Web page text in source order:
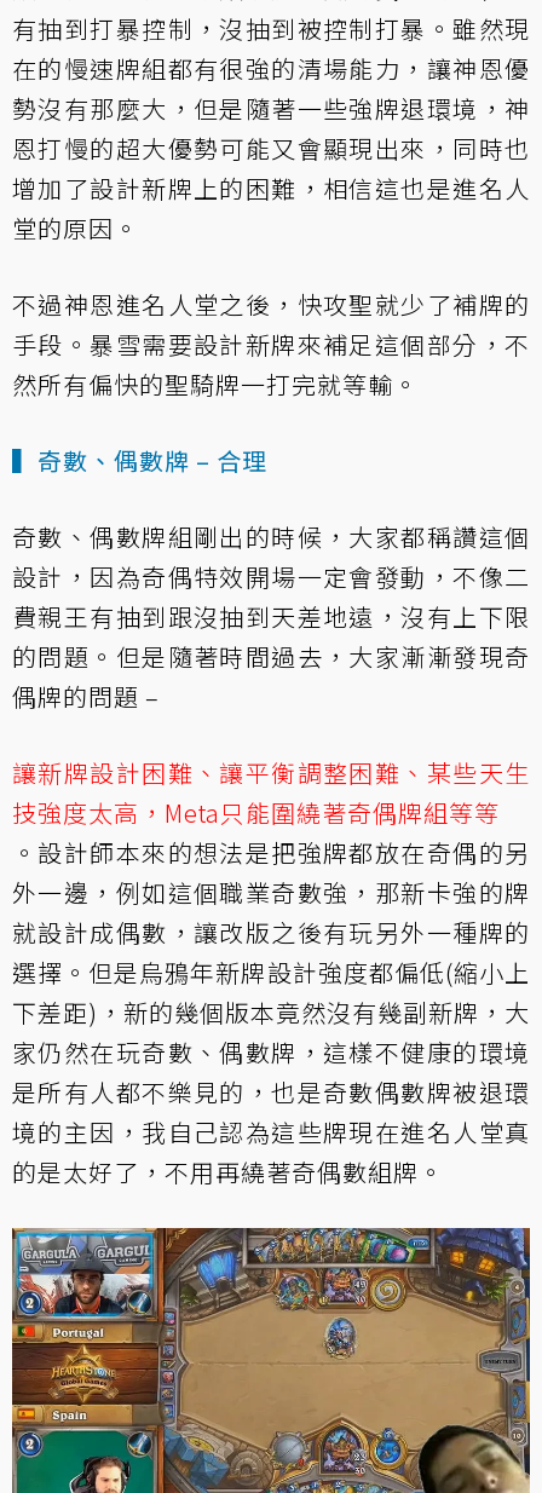
有抽到打暴控制，沒抽到被控制打暴。雖然現
在的慢速牌組都有很強的清場能力，讓神恩優
勢沒有那麼大，但是隨著一些強牌退環境，神
恩打慢的超大優勢可能又會顯現出來，同時也
增加了設計新牌上的困難，相信這也是進名人
堂的原因。
不過神恩進名人堂之後，快攻聖就少了補牌的
手段。暴雪需要設計新牌來補足這個部分，不
然所有偏快的聖騎牌一打完就等輸。
▍奇數、偶數牌 – 合理
奇數、偶數牌組剛出的時候，大家都稱讚這個
設計，因為奇偶特效開場一定會發動，不像二
費親王有抽到跟沒抽到天差地遠，沒有上下限
的問題。但是隨著時間過去，大家漸漸發現奇
偶牌的問題 –
讓新牌設計困難、讓平衡調整困難、某些天生
技強度太高，Meta只能圍繞著奇偶牌組等等
。設計師本來的想法是把強牌都放在奇偶的另
外一邊，例如這個職業奇數強，那新卡強的牌
就設計成偶數，讓改版之後有玩另外一種牌的
選擇。但是烏鴉年新牌設計強度都偏低(縮小上
下差距)，新的幾個版本竟然沒有幾副新牌，大
家仍然在玩奇數、偶數牌，這樣不健康的環境
是所有人都不樂見的，也是奇數偶數牌被退環
境的主因，我自己認為這些牌現在進名人堂真
的是太好了，不用再繞著奇偶數組牌。